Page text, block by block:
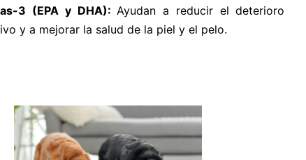
3 (EPA y DHA):Ayudan a reducir el deterioro
y a mejorar la salud de la piel y el pelo.